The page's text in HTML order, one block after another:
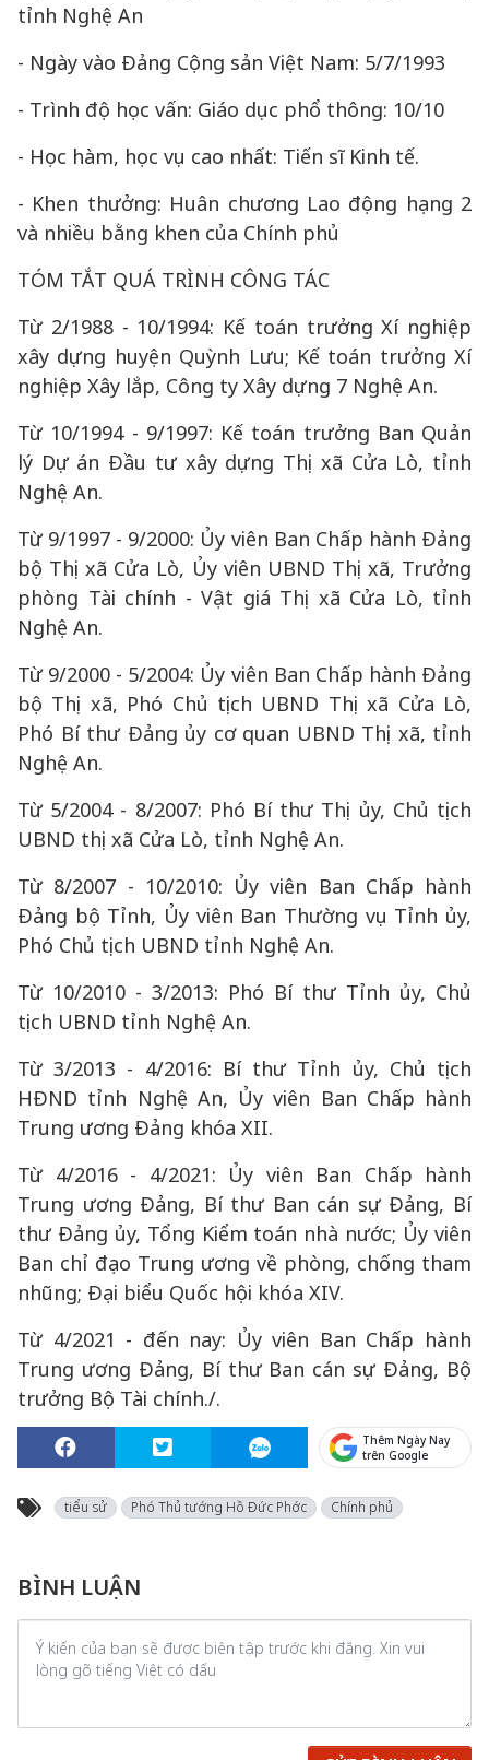
tỉnh Nghệ An
- Ngày vào Đảng Cộng sản Việt Nam: 5/7/1993
- Trình độ học vấn: Giáo dục phổ thông: 10/10
- Học hàm, học vụ cao nhất: Tiến sĩ Kinh tế.
- Khen thưởng: Huân chương Lao động hạng 2
và nhiều bằng khen của Chính phủ
TÓM TẮT QUÁ TRÌNH CÔNG TÁC
Từ 2/1988 - 10/1994: Kế toán trưởng Xí nghiệp
xây dựng huyện Quỳnh Lưu; Kế toán trưởng Xí
nghiệp Xây lắp, Công ty Xây dựng 7 Nghệ An.
Từ 10/1994 - 9/1997: Kế toán trưởng Ban Quản
lý Dự án Đầu tư xây dựng Thị xã Cửa Lò, tỉnh
Nghệ An.
Từ 9/1997 - 9/2000: Ủy viên Ban Chấp hành Đảng
bộ Thị xã Cửa Lò, Ủy viên UBND Thị xã, Trưởng
phòng Tài chính - Vật giá Thị xã Cửa Lò, tỉnh
Nghệ An.
Từ 9/2000 - 5/2004: Ủy viên Ban Chấp hành Đảng
bộ Thị xã, Phó Chủ tịch UBND Thị xã Cửa Lò,
Phó Bí thư Đảng ủy cơ quan UBND Thị xã, tỉnh
Nghệ An.
Từ 5/2004 - 8/2007: Phó Bí thư Thị ủy, Chủ tịch
UBND thị xã Cửa Lò, tỉnh Nghệ An.
Từ 8/2007 - 10/2010: Ủy viên Ban Chấp hành
Đảng bộ Tỉnh, Ủy viên Ban Thường vụ Tỉnh ủy,
Phó Chủ tịch UBND tỉnh Nghệ An.
Từ 10/2010 - 3/2013: Phó Bí thư Tỉnh ủy, Chủ
tịch UBND tỉnh Nghệ An.
Từ 3/2013 - 4/2016: Bí thư Tỉnh ủy, Chủ tịch
HĐND tỉnh Nghệ An, Ủy viên Ban Chấp hành
Trung ương Đảng khóa XII.
Từ 4/2016 - 4/2021: Ủy viên Ban Chấp hành
Trung ương Đảng, Bí thư Ban cán sự Đảng, Bí
thư Đảng ủy, Tổng Kiểm toán nhà nước; Ủy viên
Ban chỉ đạo Trung ương về phòng, chống tham
nhũng; Đại biểu Quốc hội khóa XIV.
Từ 4/2021 - đến nay: Ủy viên Ban Chấp hành
Trung ương Đảng, Bí thư Ban cán sự Đảng, Bộ
trưởng Bộ Tài chính./.
Thêm Ngày Nay
trên Google
tiểu sử Phó Thủ tướng Hồ Đức Phớc Chính phủ
BÌNH LUẬN